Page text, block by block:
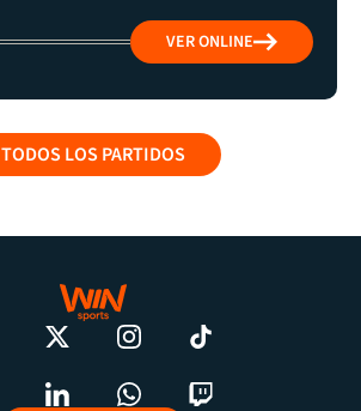
VER ONLINE
TODOS LOS PARTIDOS